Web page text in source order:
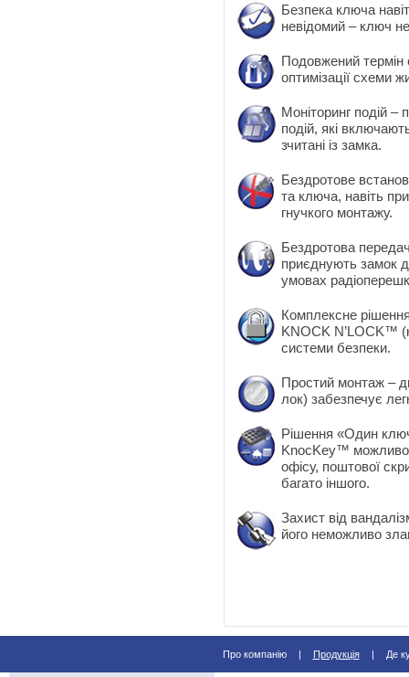
Безпека ключа
невідомий – ключ
Подовжений термін
оптимізації схеми
Моніторинг подій –
подій, які
зчитані із замка.
Бездротове
та ключа, навіть
гнучкого монтажу.
Бездротова
приєднують замок
умовах
Комплексне
KNOCK N’LOCK™
системи безпеки.
Простий монтаж –
лок) забезпечує
Рішення «Один
KnocKey™ можливо
офісу, поштової
багато іншого.
Захист від
його неможливо
Про компанію | Продукція | Де